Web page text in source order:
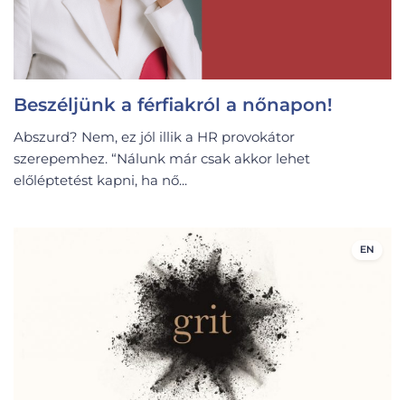
Beszéljünk a férfiakról a nőnapon!
Abszurd? Nem, ez jól illik a HR provokátor
szerepemhez. “Nálunk már csak akkor lehet
előléptetést kapni, ha nő...
EN